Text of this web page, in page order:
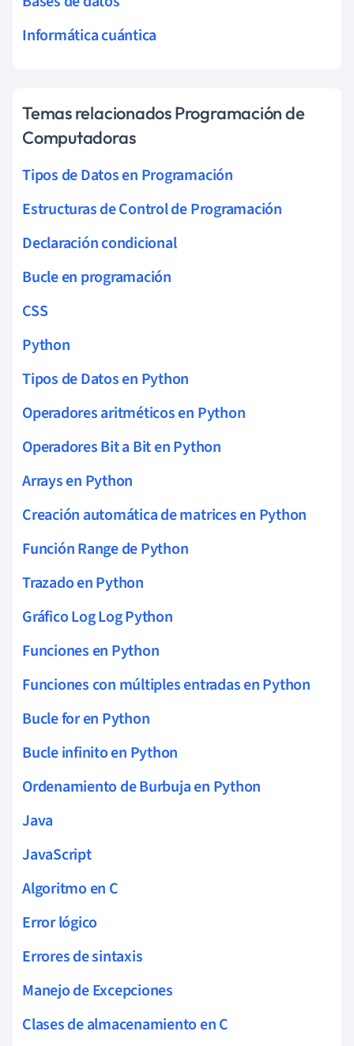
Informática cuántica
Temas relacionados Programación de
Computadoras
Tipos de Datos en Programación
Estructuras de Control de Programación
Declaración condicional
Bucle en programación
CSS
Python
Tipos de Datos en Python
Operadores aritméticos en Python
Operadores Bit a Bit en Python
Arrays en Python
Creación automática de matrices en Python
Función Range de Python
Trazado en Python
Gráfico Log Log Python
Funciones en Python
Funciones con múltiples entradas en Python
Bucle for en Python
Bucle infinito en Python
Ordenamiento de Burbuja en Python
Java
JavaScript
Algoritmo en C
Error lógico
Errores de sintaxis
Manejo de Excepciones
Clases de almacenamiento en C